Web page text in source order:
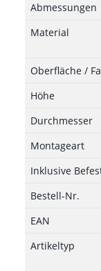
Abmessungen
Material
Oberfläche /
Höhe
Durchmesser
Montageart
Inklusive
Bestell-Nr.
EAN
Artikeltyp